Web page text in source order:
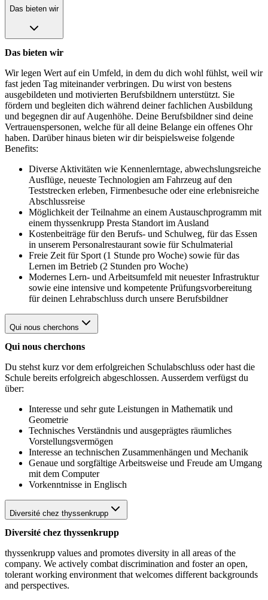
Das bieten wir
Das bieten wir
Wir legen Wert auf ein Umfeld, in dem du dich wohl fühlst, weil wir
fast jeden Tag miteinander verbringen. Du wirst von bestens
ausgebildeten und motivierten Berufsbildnern unterstützt. Sie
fördern und begleiten dich während deiner fachlichen Ausbildung
und begegnen dir auf Augenhöhe. Deine Berufsbildner sind deine
Vertrauenspersonen, welche für all deine Belange ein offenes Ohr
haben. Darüber hinaus bieten wir dir beispielsweise folgende
Benefits:
Diverse Aktivitäten wie Kennenlerntage, abwechslungsreiche
Ausflüge, neueste Technologien am Fahrzeug auf den
Teststrecken erleben, Firmenbesuche oder eine erlebnisreiche
Abschlussreise
Möglichkeit der Teilnahme an einem Austauschprogramm mit
einem thyssenkrupp Presta Standort im Ausland
Kostenbeiträge für den Berufs- und Schulweg, für das Essen
in unserem Personalrestaurant sowie für Schulmaterial
Freie Zeit für Sport (1 Stunde pro Woche) sowie für das
Lernen im Betrieb (2 Stunden pro Woche)
Modernes Lern- und Arbeitsumfeld mit neuester Infrastruktur
sowie eine intensive und kompetente Prüfungsvorbereitung
für deinen Lehrabschluss durch unsere Berufsbildner
Qui nous cherchons
Qui nous cherchons
Du stehst kurz vor dem erfolgreichen Schulabschluss oder hast die
Schule bereits erfolgreich abgeschlossen. Ausserdem verfügst du
über:
Interesse und sehr gute Leistungen in Mathematik und
Geometrie
Technisches Verständnis und ausgeprägtes räumliches
Vorstellungsvermögen
Interesse an technischen Zusammenhängen und Mechanik
Genaue und sorgfältige Arbeitsweise und Freude am Umgang
mit dem Computer
Vorkenntnisse in Englisch
Diversité chez thyssenkrupp
Diversité chez thyssenkrupp
thyssenkrupp values and promotes diversity in all areas of the
company. We actively combat discrimination and foster an open,
tolerant working environment that welcomes different backgrounds
and perspectives.